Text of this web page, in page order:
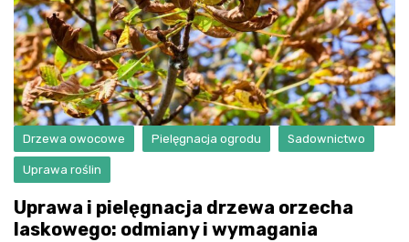
Drzewa owocowe Pielęgnacja ogrodu Sadownictwo
Uprawa roślin
Uprawa i pielęgnacja drzewa orzecha
laskowego: odmiany i wymagania